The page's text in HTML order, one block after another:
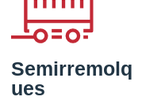
Semirremolq
ues